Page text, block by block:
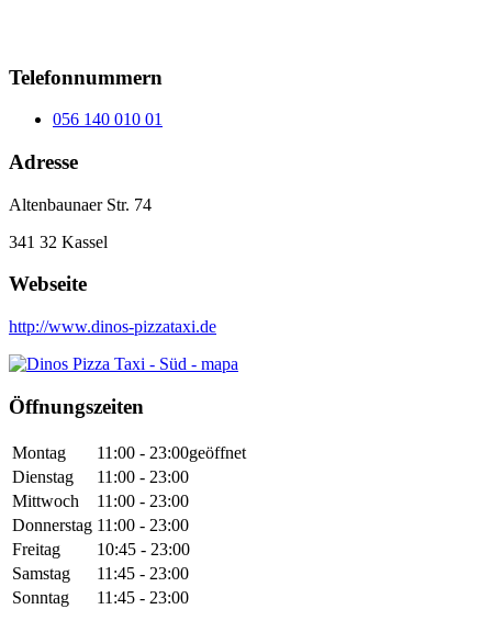
Telefonnummern
056 140 010 01
Adresse
Altenbaunaer Str. 74
341 32 Kassel
Webseite
http://www.dinos-pizzataxi.de
Öffnungszeiten
Montag 11:00 - 23:00geöffnet
Dienstag
11:00 - 23:00
Mittwoch
11:00 - 23:00
Donnerstag 11:00 - 23:00
Freitag
10:45 - 23:00
Samstag
11:45 - 23:00
Sonntag
11:45 - 23:00